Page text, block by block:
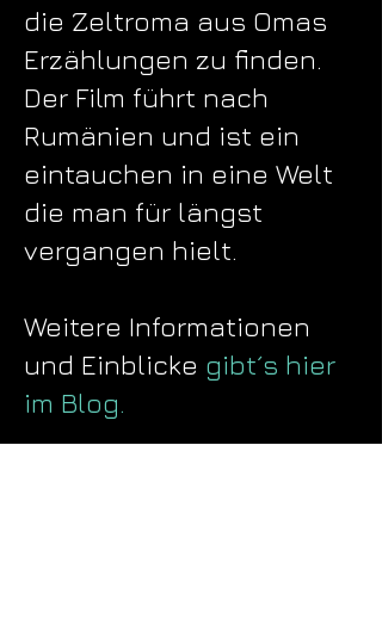
die Zeltroma aus Omas
Erzählungen zu finden.
Der Film führt nach
Rumänien und ist ein
eintauchen in eine Welt
die man für längst
vergangen hielt.
Weitere Informationen
und Einblicke gibt´s hier
im Blog.